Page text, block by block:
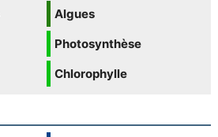
Algues
Photosynthèse
Chlorophylle